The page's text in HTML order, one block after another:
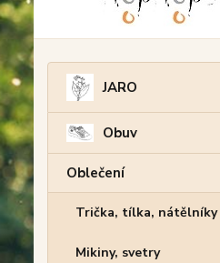
JARO
Obuv
Oblečení
Trička, tílka, nátělníky
Mikiny, svetry